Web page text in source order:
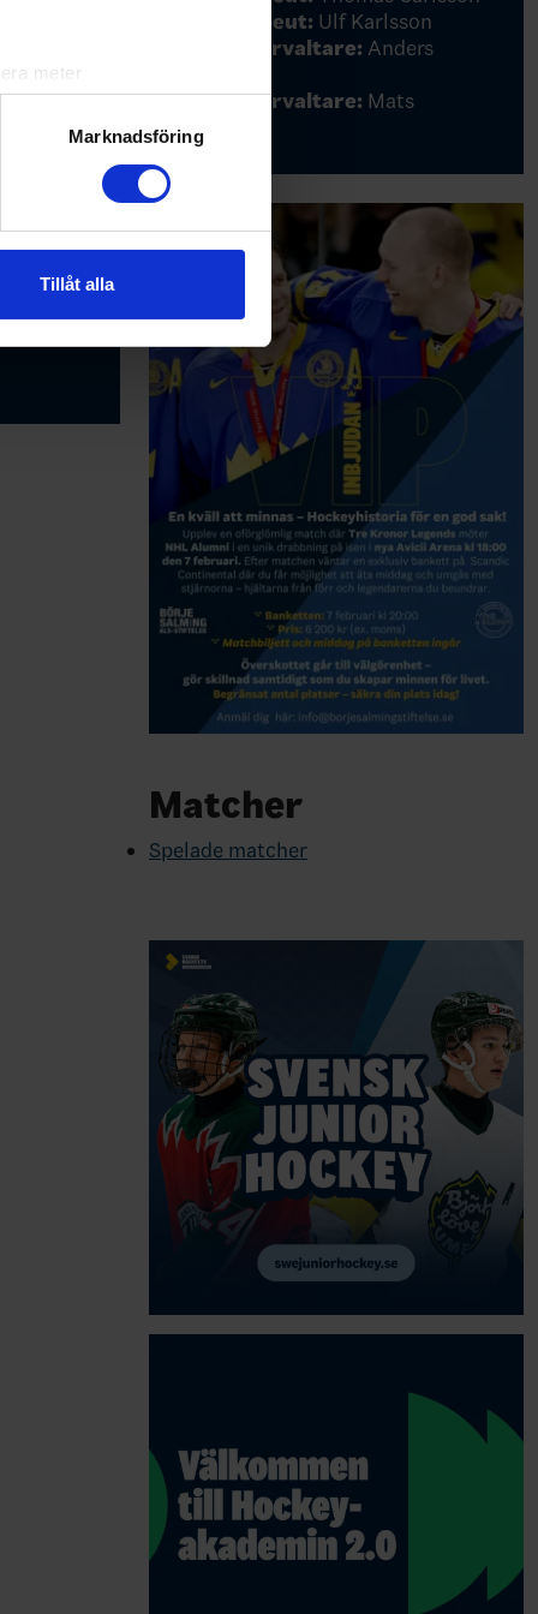
meter
. Du kan ändra
information från din enhet
kombinera informationen
Marknadsföring
Tillåt alla
Fysioterapeut: Ulf Karlsson
Materialförvaltare: Anders
Materialförvaltare: Mats
Kellerstam
Matcher
Spelade matcher